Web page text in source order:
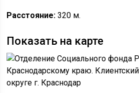
Расстояние: 320 м.
Показать на карте